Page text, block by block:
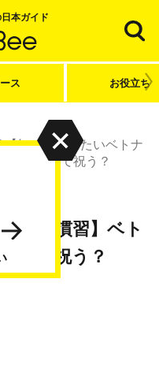
本ガイド
ス お役立ち
【知っておきたいベトナ
どうやって祝う？
ムの慣習】ベト
って祝う？